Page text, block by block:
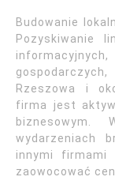
Budowanie
Pozyskiwanie
Rzeszowa i
firma jest
biznesowym.
wydarzeniach
innymi
zaowocować